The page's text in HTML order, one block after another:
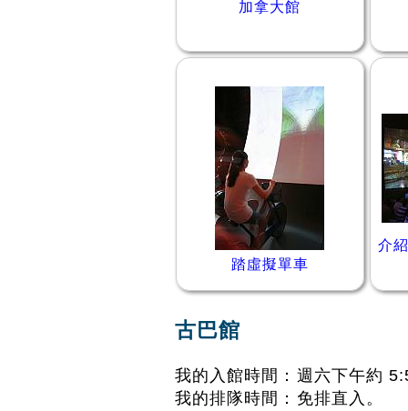
加拿大館
踏虛擬單車
介
古巴館
我的入館時間：週六下午約
我的排隊時間：免排直入。